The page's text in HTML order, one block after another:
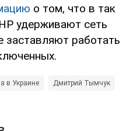
о том, что в так
удерживают сеть
заставляют работать
в Украине Дмитрий Тымчук